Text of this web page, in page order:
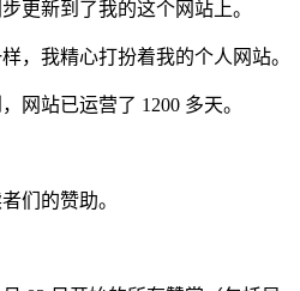
更新到了我的这个网站上。
，我精心打扮着我的个人网站。
网站已运营了 1200 多天。
们的赞助。